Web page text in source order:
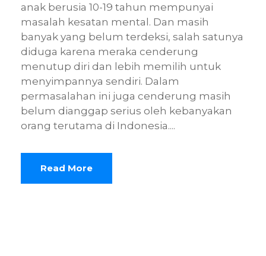
anak berusia 10-19 tahun mempunyai
masalah kesatan mental. Dan masih
banyak yang belum terdeksi, salah satunya
diduga karena meraka cenderung
menutup diri dan lebih memilih untuk
menyimpannya sendiri. Dalam
permasalahan ini juga cenderung masih
belum dianggap serius oleh kebanyakan
orang terutama di Indonesia....
Read More